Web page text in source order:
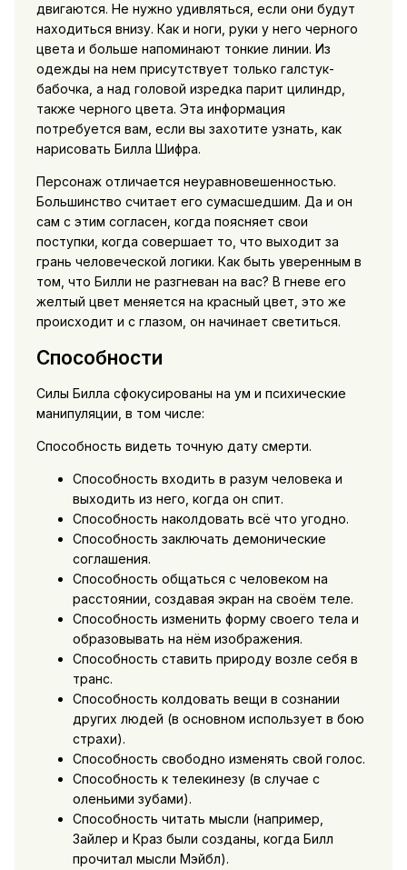
двигаются. Не нужно удивляться, если они будут
находиться внизу. Как и ноги, руки у него черного
цвета и больше напоминают тонкие линии. Из
одежды на нем присутствует только галстук-
бабочка, а над головой изредка парит цилиндр,
также черного цвета. Эта информация
потребуется вам, если вы захотите узнать, как
нарисовать Билла Шифра.
Персонаж отличается неуравновешенностью.
Большинство считает его сумасшедшим. Да и он
сам с этим согласен, когда поясняет свои
поступки, когда совершает то, что выходит за
грань человеческой логики. Как быть уверенным в
том, что Билли не разгневан на вас? В гневе его
желтый цвет меняется на красный цвет, это же
происходит и с глазом, он начинает светиться.
Способности
Силы Билла сфокусированы на ум и психические
манипуляции, в том числе:
Способность видеть точную дату смерти.
Способность входить в разум человека и
выходить из него, когда он спит.
Способность наколдовать всё что угодно.
Способность заключать демонические
соглашения.
Способность общаться с человеком на
расстоянии, создавая экран на своём теле.
Способность изменить форму своего тела и
образовывать на нём изображения.
Способность ставить природу возле себя в
транс.
Способность колдовать вещи в сознании
других людей (в основном использует в бою
страхи).
Способность свободно изменять свой ​​голос.
Способность к телекинезу (в случае с
оленьими зубами).
Способность читать мысли (например,
Зайлер и Краз были созданы, когда Билл
прочитал мысли Мэйбл).